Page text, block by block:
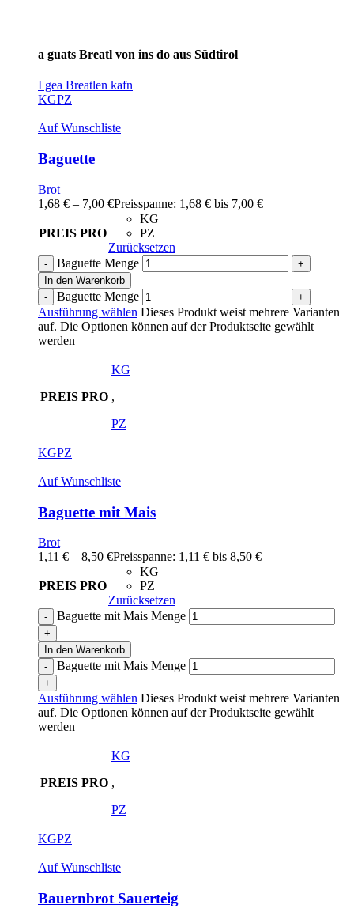
a guats Breatl von ins do aus Südtirol
I gea Breatlen kafn
KGPZ
Auf Wunschliste
Baguette
Brot
1,68 € – 7,00 €Preisspanne: 1,68 € bis 7,00 €
PREIS PRO
KG
PZ
Zurücksetzen
Baguette Menge
In den Warenkorb
Baguette Menge
Ausführung wählen Dieses Produkt weist mehrere Varianten
auf. Die Optionen können auf der Produktseite gewählt
werden
PREIS PRO
KG
,
PZ
KGPZ
Auf Wunschliste
Baguette mit Mais
Brot
1,11 € – 8,50 €Preisspanne: 1,11 € bis 8,50 €
PREIS PRO
KG
PZ
Zurücksetzen
Baguette mit Mais Menge
In den Warenkorb
Baguette mit Mais Menge
Ausführung wählen Dieses Produkt weist mehrere Varianten
auf. Die Optionen können auf der Produktseite gewählt
werden
PREIS PRO
KG
,
PZ
KGPZ
Auf Wunschliste
Bauernbrot Sauerteig